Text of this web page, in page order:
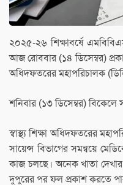
২০২৫-২৬ শিক্ষাবর্ষে
আজ রোববার (১৪ ডিসেম্বর)
অধিদফতরের মহাপরিচালক
শনিবার (১৩ ডিসেম্বর) বিকেলে
স্বাস্থ্য শিক্ষা অধিদফতরের
সায়েন্স বিভাগের সমন্বয়ে
কাজ চলছে। অনেক খাতা
দুপুরের পর ফল প্রকাশ করতে